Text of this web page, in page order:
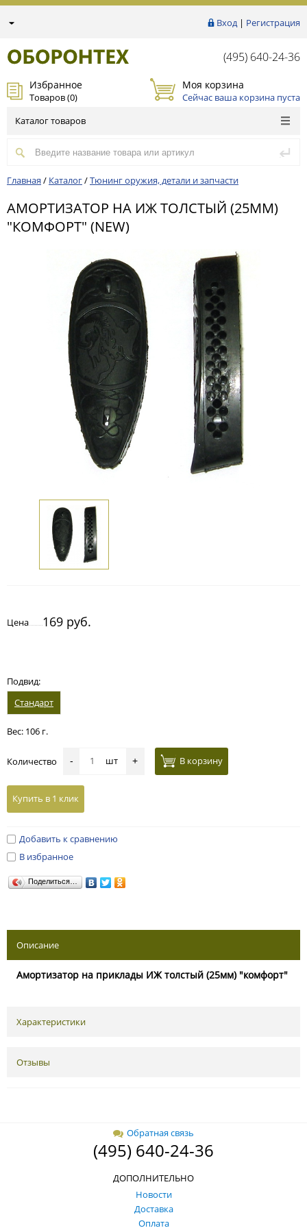
Вход| Регистрация
(495) 640-24-36
Избранное
Товаров (0)
Моя корзина
Сейчас ваша корзина пуста
Каталог товаров
Главная / Каталог/Тюнинг оружия, детали и запчасти
АМОРТИЗАТОР НА ИЖ ТОЛСТЫЙ (25ММ)
"КОМФОРТ" (NEW)
Цена 169 руб.
Подвид:
Стандарт
Вес: 106 г.
Количество - шт + В корзину
Купить в 1 клик
Добавить к сравнению
В избранное
Поделиться…
Описание
Амортизатор на приклады ИЖ толстый (25мм) "комфорт"
Характеристики
Отзывы
Обратная связь
(495) 640-24-36
ДОПОЛНИТЕЛЬНО
Новости
Доставка
Оплата